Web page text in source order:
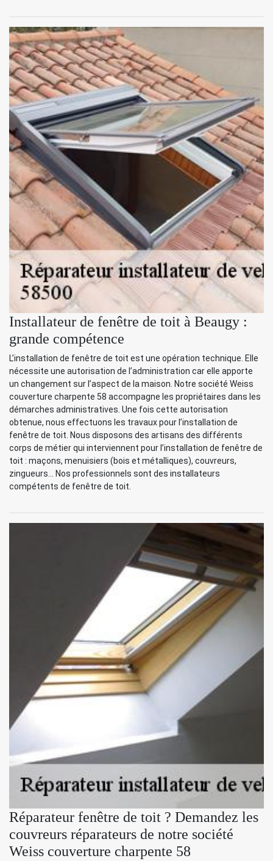
Installateur de fenêtre de toit à Beaugy :
grande compétence
L’installation de fenêtre de toit est une opération technique. Elle
nécessite une autorisation de l’administration car elle apporte
un changement sur l’aspect de la maison. Notre société Weiss
couverture charpente 58 accompagne les propriétaires dans les
démarches administratives. Une fois cette autorisation
obtenue, nous effectuons les travaux pour l’installation de
fenêtre de toit. Nous disposons des artisans des différents
corps de métier qui interviennent pour l’installation de fenêtre de
toit : maçons, menuisiers (bois et métalliques), couvreurs,
zingueurs… Nos professionnels sont des installateurs
compétents de fenêtre de toit.
Réparateur fenêtre de toit ? Demandez les
couvreurs réparateurs de notre société
Weiss couverture charpente 58